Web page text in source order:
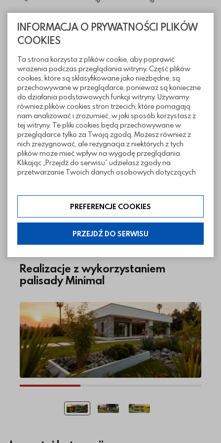
INFORMACJA O PRYWATNOŚCI PLIKÓW
COOKIES
Ta strona korzysta z plików cookie, aby poprawić
wrażenia podczas przeglądania witryny. Część plików
cookies, które są sklasyfikowane jako niezbędne, są
przechowywane w przeglądarce, ponieważ są konieczne
do działania podstawowych funkcji witryny. Używamy
również plików cookies stron trzecich, które pomagają
nam analizować i zrozumieć, w jaki sposób korzystasz z
tej witryny. Te pliki cookies będą przechowywane w
przeglądarce tylko za Twoją zgodą. Możesz również z
nich zrezygnować, ale rezygnacja z niektórych z tych
plików może mieć wpływ na wygodę przeglądania.
Klikając „Przejdź do serwisu” udzielasz zgody na
przetwarzanie Twoich danych osobowych dotyczących
zakres klikając w „Preferencje cookies”. W każdej chwili
możesz modyfikować udzielone zgody w zakładce:
informacje i regulaminy — ustawienia cookies.
PREFERENCJE COOKIES
PRZEJDŹ DO SERWISU
Pliki do pobrania
Realizacje z wykorzystaniem
palisady Minimal